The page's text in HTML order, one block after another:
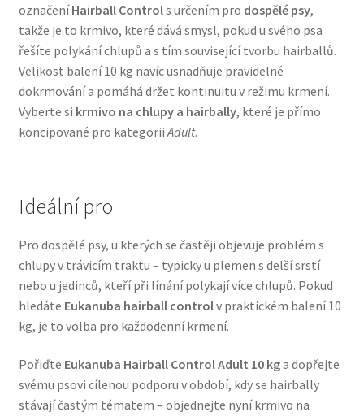
Ortopedické pelíšky
Přepravky pro psy
Purizon pro psy — Vysoký obsah masa, bez obilovin
Veterinární dieta pro psy
Vodítka a obojky
Wolf of Wilderness
označeníHairball Controls určením pro dospělé psy,
takže je to krmivo, které dává smysl, pokud u svého psa
řešíte polykání chlupů a s tím související tvorbu hairballů.
Velikost balení 10 kg navíc usnadňuje pravidelné
dokrmování a pomáhá držet kontinuitu v režimu krmení.
Vyberte si krmivo na chlupy a hairbally, které je přímo
koncipované pro kategorii Adult.
Ideální pro
Pro dospělé psy, u kterých se častěji objevuje problém s
chlupy v trávicím traktu – typicky u plemen s delší srstí
nebo u jedinců, kteří při línání polykají více chlupů. Pokud
hledáte Eukanuba hairball controlv praktickém balení 10
kg, je to volba pro každodenní krmení.
Pořiďte Eukanuba Hairball Control Adult 10 kga dopřejte
svému psovi cílenou podporu v období, kdy se hairbally
stávají častým tématem – objednejte nyní krmivo na